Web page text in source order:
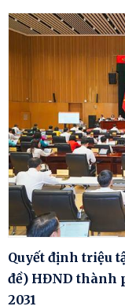
Quyết định triệu
đề) HĐND thành
2031